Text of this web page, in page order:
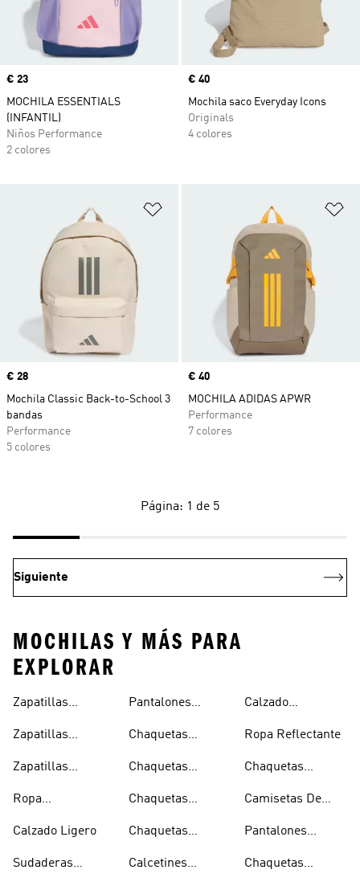
Precio
€ 23
MOCHILA ESSENTIALS
(INFANTIL)
Niños Performance
2 colores
Precio
€ 40
Mochila saco Everyday Icons
Originals
4 colores
Añadir a la lista de deseos
Precio
€ 28
Mochila Classic Back-to-School 3
bandas
Performance
5 colores
Precio
€ 40
MOCHILA ADIDAS APWR
Performance
7 colores
Página: 1 de 5
Siguiente
MOCHILAS Y MÁS PARA
EXPLORAR
Zapatillas
Mujer
Zapatillas
Hombre
Zapatillas
Niños
Ropa
Calzado Ligero
Sudaderas
Capucha
Pantalones
Ligeros
Chaquetas
Chaquetas
Chaquetas
Hombre
Chaquetas
Mujer
Calcetines
Calzado
Ropa Reflectante
Chaquetas
Camisetas De
Pantalones
Chaquetas